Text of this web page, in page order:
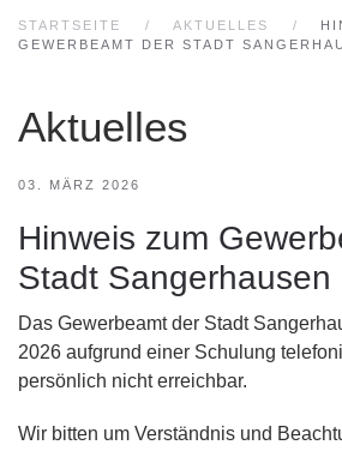
STARTSEITE AKTUELLES
GEWERBEAMT DER STADT
Aktuelles
03. MÄRZ 2026
Hinweis zum
Stadt Sangerhausen
Das Gewerbeamt der Stadt
2026 aufgrund einer Schulung
persönlich nicht erreichbar.
Wir bitten um Verständnis und